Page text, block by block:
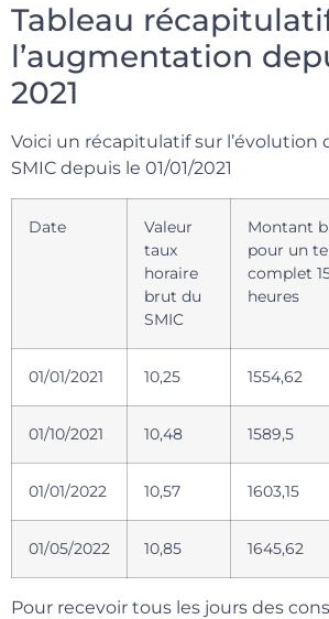
Tableau
l’augmentation
2021
Voici un récapitulatif sur l’évolution
SMIC depuis le 01/01/2021
Date
Valeur
taux
horaire
brut du
SMIC
Montant
pour un
complet
heures
01/01/2021 10,25 1554,62
01/10/2021 10,48 1589,5
01/01/2022 10,57 1603,15
01/05/2022 10,85 1645,62
Pour recevoir tous les jours des